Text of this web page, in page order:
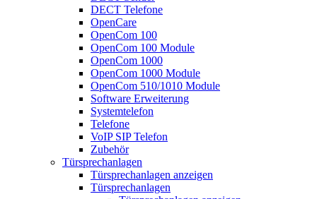
DECT Telefone
OpenCare
OpenCom 100
OpenCom 100 Module
OpenCom 1000
OpenCom 1000 Module
OpenCom 510/1010 Module
Software Erweiterung
Systemtelefon
Telefone
VoIP SIP Telefon
Zubehör
Türsprechanlagen
Türsprechanlagen anzeigen
Türsprechanlagen